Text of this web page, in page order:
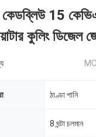
15 কেভিএ
কুলিং ডিজেল
ঠাণ্ডা পানি
8 ঘন্টা চলমান